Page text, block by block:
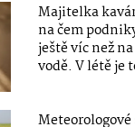
Majitelka
na čem
ještě víc než
vodě. V létě je